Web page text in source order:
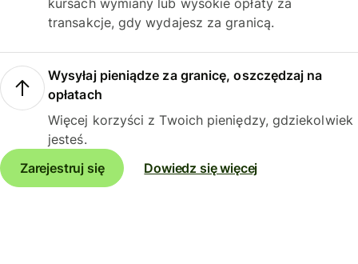
kursach wymiany lub wysokie opłaty za
transakcje, gdy wydajesz za granicą.
Wysyłaj pieniądze za granicę, oszczędzaj na
opłatach
Więcej korzyści z Twoich pieniędzy, gdziekolwiek
jesteś.
Zarejestruj się
Dowiedz się więcej